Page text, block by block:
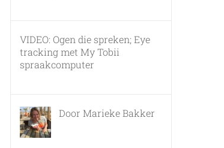
VIDEO: Ogen die spreken; Eye
tracking met My Tobii
spraakcomputer
Door Marieke Bakker